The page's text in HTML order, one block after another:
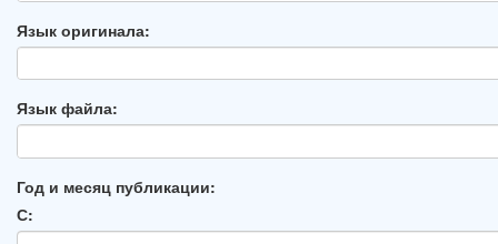
Язык оригинала:
Язык файла:
Год и месяц публикации:
С: